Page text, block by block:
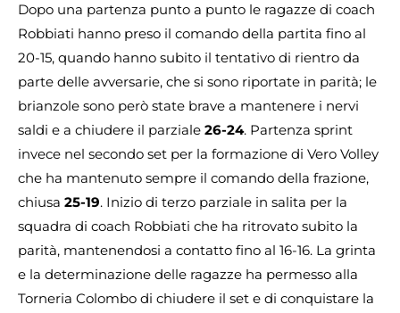
Dopo una partenza punto a punto le ragazze di coach
Robbiati hanno preso il comando della partita fino al
20-15, quando hanno subito il tentativo di rientro da
parte delle avversarie, che si sono riportate in parità; le
brianzole sono però state brave a mantenere i nervi
saldi e a chiudere il parziale 26-24. Partenza sprint
invece nel secondo set per la formazione di Vero Volley
che ha mantenuto sempre il comando della frazione,
chiusa 25-19. Inizio di terzo parziale in salita per la
squadra di coach Robbiati che ha ritrovato subito la
parità, mantenendosi a contatto fino al 16-16. La grinta
e la determinazione delle ragazze ha permesso alla
Torneria Colombo di chiudere il set e di conquistare la